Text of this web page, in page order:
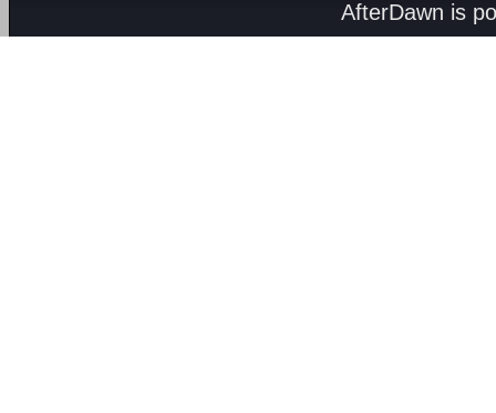
AfterDawn is